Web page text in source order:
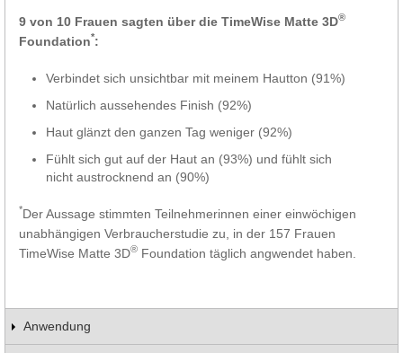
9 von 10 Frauen sagten über die TimeWise Matte 3D®
Foundation*:
Verbindet sich unsichtbar mit meinem Hautton (91%)
Natürlich aussehendes Finish (92%)
Haut glänzt den ganzen Tag weniger (92%)
Fühlt sich gut auf der Haut an (93%) und fühlt sich
nicht austrocknend an (90%)
*Der Aussage stimmten Teilnehmerinnen einer einwöchigen
unabhängigen Verbraucherstudie zu, in der 157 Frauen
TimeWise Matte 3D® Foundation täglich angwendet haben.
Anwendung